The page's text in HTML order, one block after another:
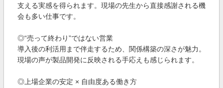
支える実感を得られます。現場の先生から直接感謝される機
会も多い仕事です。
◎“売って終わり”ではない営業
導入後の利活用まで伴走するため、関係構築の深さが魅力。
現場の声が製品開発に反映される手応えも感じられます。
◎上場企業の安定 × 自由度ある働き方